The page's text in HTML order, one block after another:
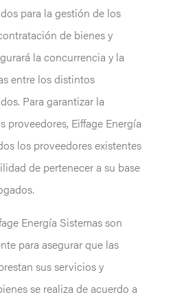
para la gestión de los
de bienes y
la concurrencia y la
entre los distintos
Para garantizar la
Eiffage Energía
los proveedores existentes
de pertenecer a su base
Energía Sistemas son
para asegurar que las
sus servicios y
se realiza de acuerdo a